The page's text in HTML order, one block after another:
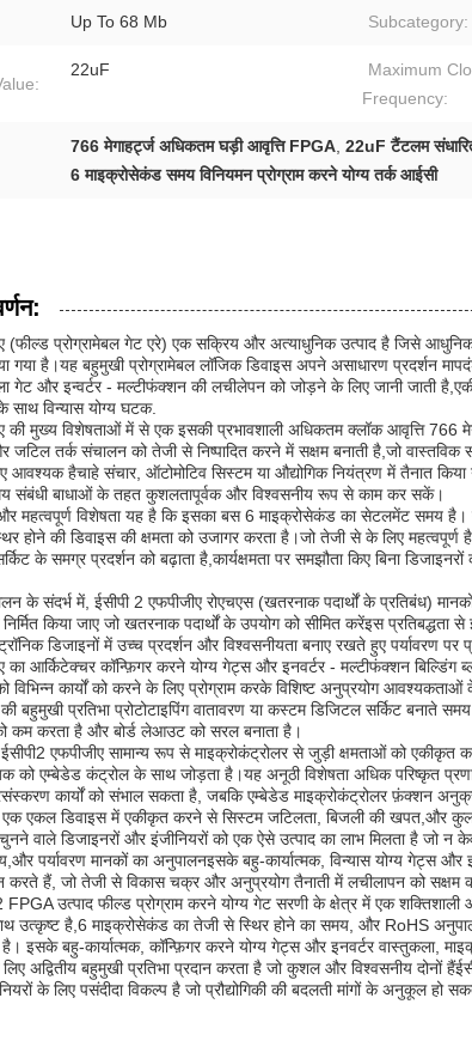
Up To 68 Mb Subcategory:
22uF
Maximum
Frequency:
766 मेगाहर्ट्ज अधिकतम घड़ी आवृत्ति FPGA, 22uF टैंटलम
6 माइक्रोसेकंड समय विनियमन प्रोग्राम करने योग्य तर्क आईसी
(फील्ड प्रोग्रामेबल गेट एरे) एक सक्रिय और अत्याधुनिक उत्पाद है जिसे
गया है।यह बहुमुखी प्रोग्रामेबल लॉजिक डिवाइस अपने असाधारण प्रदर्शन
गेट और इन्वर्टर - मल्टीफंक्शन की लचीलेपन को जोड़ने के लिए जानी जाती
साथ विन्यास योग्य घटक.
की मुख्य विशेषताओं में से एक इसकी प्रभावशाली अधिकतम क्लॉक आवृत्ति 766
जटिल तर्क संचालन को तेजी से निष्पादित करने में सक्षम बनाती है,जो
आवश्यक हैचाहे संचार, ऑटोमोटिव सिस्टम या औद्योगिक नियंत्रण में तैनात
संबंधी बाधाओं के तहत कुशलतापूर्वक और विश्वसनीय रूप से काम कर सकें।
महत्वपूर्ण विशेषता यह है कि इसका बस 6 माइक्रोसेकंड का सेटलमेंट समय है।
होने की डिवाइस की क्षमता को उजागर करता है।जो तेजी से के लिए महत्वपूर्ण
के समग्र प्रदर्शन को बढ़ाता है,कार्यक्षमता पर समझौता किए बिना
के संदर्भ में, ईसीपी 2 एफपीजीए रोएचएस (खतरनाक पदार्थों के प्रतिबंध)
निर्मित किया जाए जो खतरनाक पदार्थों के उपयोग को सीमित करेंइस
डिजाइनों में उच्च प्रदर्शन और विश्वसनीयता बनाए रखते हुए पर्यावरण पर
का आर्किटेक्चर कॉन्फ़िगर करने योग्य गेट्स और इनवर्टर - मल्टीफंक्शन बिल्डिंग
विभिन्न कार्यों को करने के लिए प्रोग्राम करके विशिष्ट अनुप्रयोग
बहुमुखी प्रतिभा प्रोटोटाइपिंग वातावरण या कस्टम डिजिटल सर्किट
कम करता है और बोर्ड लेआउट को सरल बनाता है।
एफपीजीए सामान्य रूप से माइक्रोकंट्रोलर से जुड़ी क्षमताओं को एकीकृत
को एम्बेडेड कंट्रोल के साथ जोड़ता है।यह अनूठी विशेषता अधिक परिष्कृत
कार्यों को संभाल सकता है, जबकि एम्बेडेड माइक्रोकंट्रोलर फ़ंक्शन
एक एकल डिवाइस में एकीकृत करने से सिस्टम जटिलता, बिजली की खपत,और
वाले डिजाइनरों और इंजीनियरों को एक ऐसे उत्पाद का लाभ मिलता है जो न
पर्यावरण मानकों का अनुपालनइसके बहु-कार्यात्मक, विन्यास योग्य गेट्स
करते हैं, जो तेजी से विकास चक्र और अनुप्रयोग तैनाती में लचीलापन को सक्षम
FPGA उत्पाद फील्ड प्रोग्राम करने योग्य गेट सरणी के क्षेत्र में एक
उत्कृष्ट है,6 माइक्रोसेकंड का तेजी से स्थिर होने का समय, और RoHS
है। इसके बहु-कार्यात्मक, कॉन्फ़िगर करने योग्य गेट्स और इनवर्टर वास्तुकला,
अद्वितीय बहुमुखी प्रतिभा प्रदान करता है जो कुशल और विश्वसनीय दोनों
के लिए पसंदीदा विकल्प है जो प्रौद्योगिकी की बदलती मांगों के अनुकूल हो